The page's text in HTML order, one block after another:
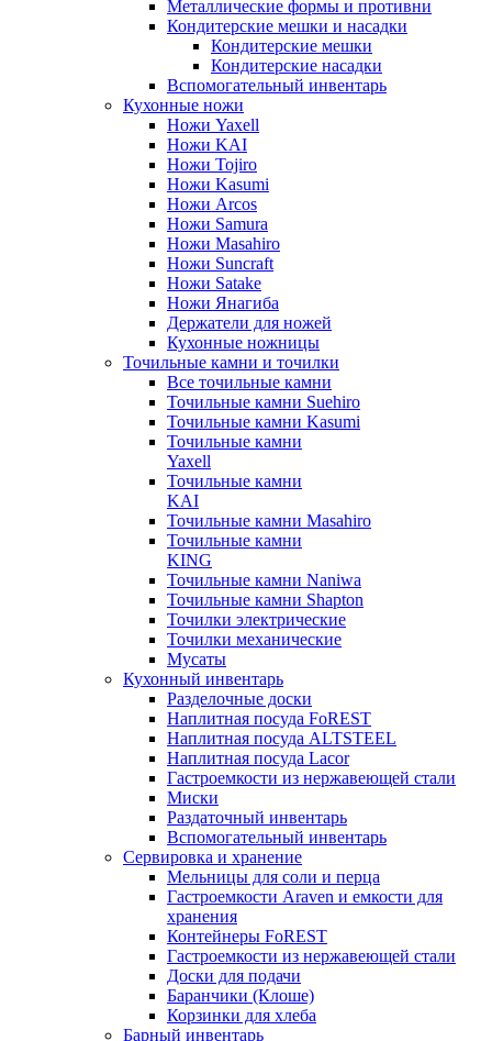
Металлические формы и противни
Кондитерские мешки и насадки
Кондитерские мешки
Кондитерские насадки
Вспомогательный инвентарь
Кухонные ножи
Ножи Yaxell
Ножи KAI
Ножи Tojiro
Ножи Kasumi
Ножи Arcos
Ножи Samura
Ножи Masahiro
Ножи Suncraft
Ножи Satake
Ножи Янагиба
Держатели для ножей
Кухонные ножницы
Точильные камни и точилки
Все точильные камни
Точильные камни Suehiro
Точильные камни Kasumi
Точильные камни
Yaxell
Точильные камни
KAI
Точильные камни Masahiro
Точильные камни
KING
Точильные камни Naniwa
Точильные камни Shapton
Точилки электрические
Точилки механические
Мусаты
Кухонный инвентарь
Разделочные доски
Наплитная посуда FoREST
Наплитная посуда ALTSTEEL
Наплитная посуда Lacor
Гастроемкости из нержавеющей стали
Миски
Раздаточный инвентарь
Вспомогательный инвентарь
Сервировка и хранение
Мельницы для соли и перца
Гастроемкости Araven и емкости для
хранения
Контейнеры FoREST
Гастроемкости из нержавеющей стали
Доски для подачи
Баранчики (Клоше)
Корзинки для хлеба
Барный инвентарь